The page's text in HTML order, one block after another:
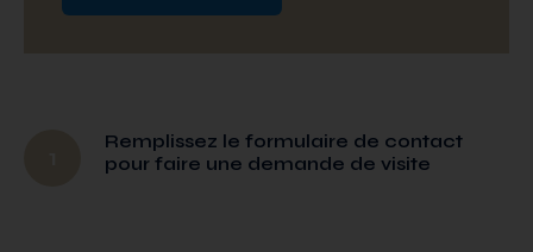
Remplissez le formulaire de contact
pour faire une demande de visite